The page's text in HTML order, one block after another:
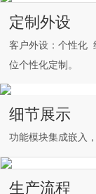
定制外设
客户外设：个性化
位个性化定制。
细节展示
功能模块集成嵌入
生产流程